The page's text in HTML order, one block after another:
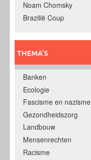
Noam Chomsky
Brazilië Coup
THEMA’S
Banken
Ecologie
Fascisme en nazisme
Gezondheidszorg
Landbouw
Mensenrechten
Racisme